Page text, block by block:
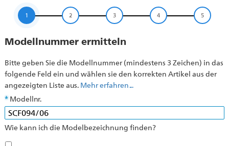
1 2 3 4 5
Modellnummer ermitteln
Bitte geben Sie die Modellnummer (mindestens 3 Zeichen) in das
folgende Feld ein und wählen sie den korrekten Artikel aus der
angezeigten Liste aus.Mehr erfahren ...
Modellnr.
Wie kann ich die Modelbezeichnung finden?